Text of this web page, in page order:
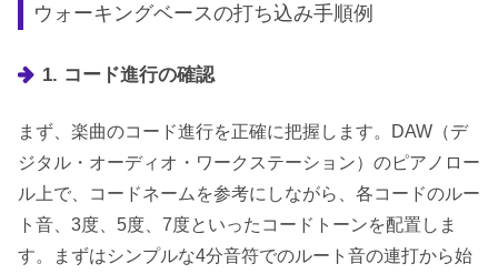
ウォーキングベースの打ち込み手順例
1. コード進行の確認
まず、楽曲のコード進行を正確に把握します。DAW（デ
ジタル・オーディオ・ワークステーション）のピアノロー
ル上で、コードネームを参考にしながら、各コードのルー
ト音、3度、5度、7度といったコードトーンを配置しま
す。まずはシンプルな4分音符でのルート音の連打から始